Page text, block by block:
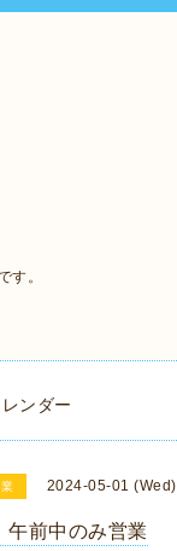
す。
ンダー
2024-05-01 (Wed)
前中のみ営業